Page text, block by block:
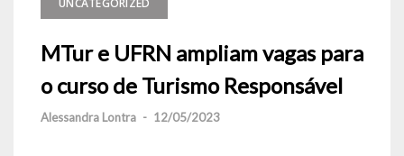
UNCATEGORIZED
MTur e UFRN ampliam vagas para
o curso de Turismo Responsável
Alessandra Lontra - 12/05/2023